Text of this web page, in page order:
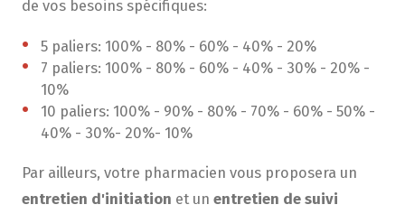
de vos besoins spécifiques:
5 paliers: 100% - 80% - 60% - 40% - 20%
7 paliers: 100% - 80% - 60% - 40% - 30% - 20% -
10%
10 paliers: 100% - 90% - 80% - 70% - 60% - 50% -
40% - 30%- 20%- 10%
Par ailleurs, votre pharmacien vous proposera un
entretien d'initiation et un entretien de suivi